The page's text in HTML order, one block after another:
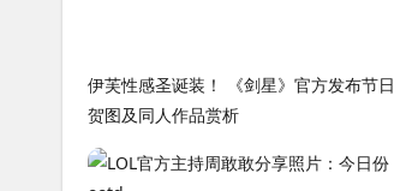
伊芙性感圣诞装！ 《剑星》官方发布节日
贺图及同人作品赏析